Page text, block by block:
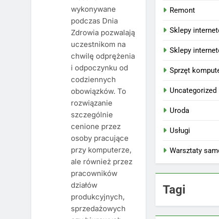
wykonywane
podczas Dnia
Zdrowia pozwalają
uczestnikom na
chwilę odprężenia
i odpoczynku od
codziennych
obowiązków. To
rozwiązanie
szczególnie
cenione przez
osoby pracujące
przy komputerze,
ale również przez
pracowników
działów
produkcyjnych,
sprzedażowych
Remont
Sklepy
Sklepy
Sprzęt
Uncategorized
Uroda
Usługi
Warsztaty
Tagi